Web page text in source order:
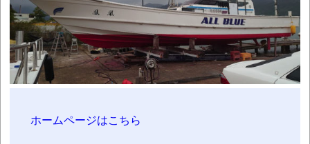
ホームページはこちら